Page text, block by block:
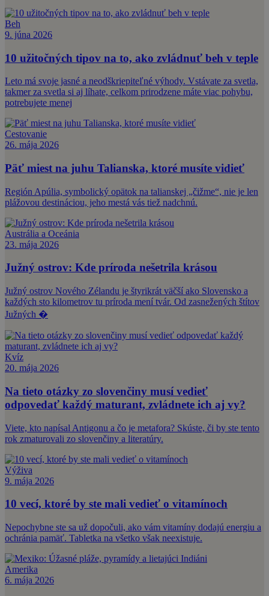
Beh
9. júna 2026
10 užitočných tipov na to, ako zvládnuť beh v teple
Leto má svoje jasné a neodškriepiteľné výhody. Vstávate za svetla,
takmer za svetla si aj líhate, celkom prirodzene máte viac pohybu,
potrebujete menej
Cestovanie
26. mája 2026
Päť miest na juhu Talianska, ktoré musíte vidieť
Región Apúlia, symbolický opätok na talianskej „čižme“, nie je len
plážovou destináciou, jeho mestá vás tiež nadchnú.
Austrália a Oceánia
23. mája 2026
Južný ostrov: Kde príroda nešetrila krásou
Južný ostrov Nového Zélandu je štyrikrát väčší ako Slovensko a
každých sto kilometrov tu príroda mení tvár. Od zasnežených štítov
Južných �
Kvíz
20. mája 2026
Na tieto otázky zo slovenčiny musí vedieť
odpovedať každý maturant, zvládnete ich aj vy?
Viete, kto napísal Antigonu a čo je metafora? Skúste, či by ste tento
rok zmaturovali zo slovenčiny a literatúry.
Výživa
9. mája 2026
10 vecí, ktoré by ste mali vedieť o vitamínoch
Nepochybne ste sa už dopočuli, ako vám vitamíny dodajú energiu a
ochránia pamäť. Tabletka na všetko však neexistuje.
Amerika
6. mája 2026